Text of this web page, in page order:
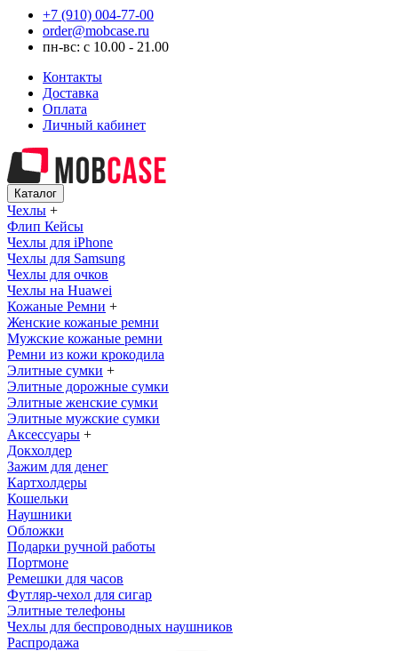
+7 (910) 004-77-00
order@mobcase.ru
пн-вс: с 10.00 - 21.00
Контакты
Доставка
Оплата
Личный кабинет
Каталог
Чехлы +
Флип Кейсы
Чехлы для iPhone
Чехлы для Samsung
Чехлы для очков
Чехлы на Huawei
Кожаные Ремни +
Женские кожаные ремни
Мужские кожаные ремни
Ремни из кожи крокодила
Элитные сумки +
Элитные дорожные сумки
Элитные женские сумки
Элитные мужские сумки
Аксессуары +
Докхолдер
Зажим для денег
Картхолдеры
Кошельки
Наушники
Обложки
Подарки ручной работы
Портмоне
Ремешки для часов
Футляр-чехол для сигар
Элитные телефоны
Чехлы для беспроводных наушников
Распродажа